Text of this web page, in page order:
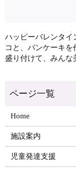
ハッピーバレンタイ
コと、パンケーキ
盛り付けて、みんな
Home
施設案内
児童発達支援